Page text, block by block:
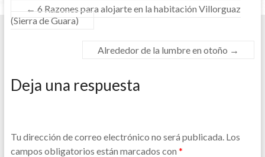
← 6 Razones para alojarte en la habitación Villorguaz
(Sierra de Guara)
Alrededor de la lumbre en otoño →
Deja una respuesta
Tu dirección de correo electrónico no será publicada. Los
campos obligatorios están marcados con *